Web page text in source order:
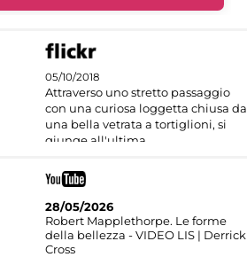
05/10/2018
Attraverso uno stretto passaggio
con una curiosa loggetta chiusa da
una bella vetrata a tortiglioni, si
giunge all'ultima
28/05/2026
Robert Mapplethorpe. Le forme
della bellezza - VIDEO LIS | Derrick
Cross